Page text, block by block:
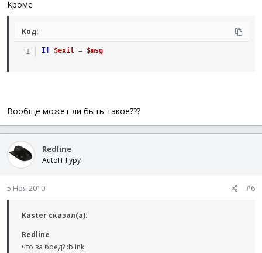
Кроме
Код:
If $exit = $msg
Вообще может ли быть такое???
Redline
AutoIT Гуру
5 Ноя 2010 #6
Kaster сказал(а):
Redline
что за бред? :blink: